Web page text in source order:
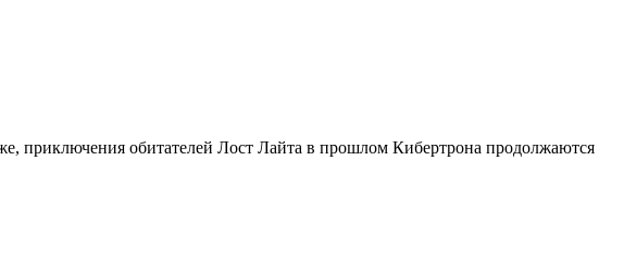
приключения обитателей Лост Лайта в прошлом Кибертрона продолжаются